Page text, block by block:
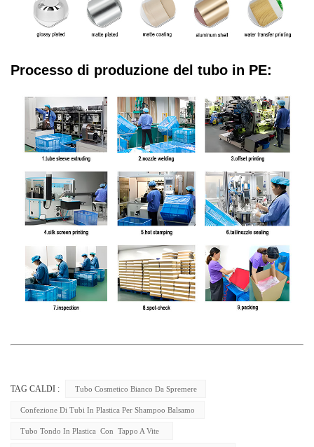
Processo di produzione del tubo in PE:
TAG CALDI : Tubo Cosmetico Bianco Da Spremere
Confezione Di Tubi In Plastica Per Shampoo Balsamo
Tubo Tondo In Plastica Con Tappo A Vite